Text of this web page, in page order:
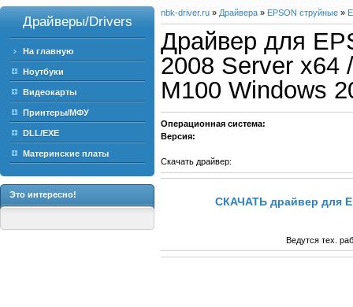
Драйверы/Drivers
На главную
Ноутбуки
Видеокарты
Принтеры/МФУ
DLL/EXE
Материнские платы
Это интересно!
nbk-driver.ru » Драйвера » EPSON струйные »
Драйвер для
2008 Server x64
M100 Windows
Операционная система:
Версия:
Скачать драйвер:
СКАЧАТЬ драйвер для
Ведутся тех.